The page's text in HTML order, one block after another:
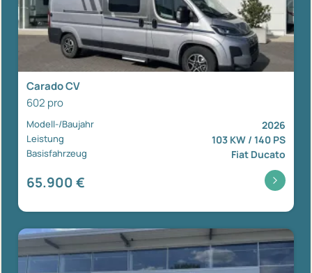
Carado CV
602 pro
Modell-/Baujahr 2026
Leistung 103 KW / 140 PS
Basisfahrzeug Fiat Ducato
65.900 €